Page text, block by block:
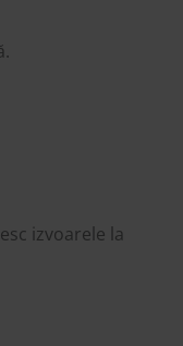
izvoarele la